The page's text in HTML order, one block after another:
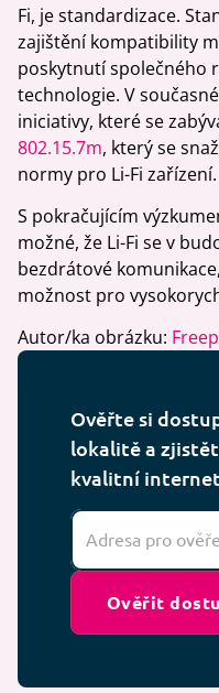
Fi, je standardizace.
zajištění kompatibility
poskytnutí společného
technologie. V
iniciativy, které se
802.15.7m, který se
normy pro Li-Fi zařízení.
S pokračujícím
možné, že Li-Fi se v
bezdrátové
možnost pro
Autor/ka obrázku:
Ověřte si
lokalitě a
kvalitní
Ověřit